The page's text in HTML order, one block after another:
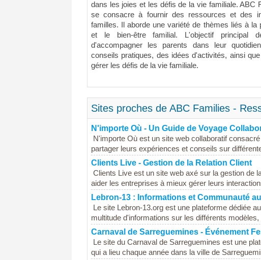
dans les joies et les défis de la vie familiale. ABC
se consacre à fournir des ressources et des
familles. Il aborde une variété de thèmes liés à la
et le bien-être familial. L'objectif principal
d'accompagner les parents dans leur
conseils pratiques, des idées d'activités, ainsi
gérer les défis de la vie familiale.
Sites proches de ABC Families -
N'importe Où - Un Guide de Voyage
N'importe Où est un site web collaboratif
partager leurs expériences et conseils sur
Clients Live - Gestion de la Relation Client
Clients Live est un site web axé sur la gestion de
aider les entreprises à mieux gérer leurs
Lebron-13 : Informations et Communauté
Le site Lebron-13.org est une plateforme dédiée
multitude d'informations sur les différents
Carnaval de Sarreguemines - Événement
Le site du Carnaval de Sarreguemines est une
qui a lieu chaque année dans la ville de